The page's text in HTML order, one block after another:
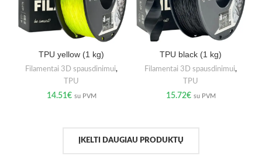
TPU yellow (1 kg)
Filamentai 3D spausdinimui,
TPU
14.51€ su PVM
TPU black (1 kg)
Filamentai 3D spausdinimui,
TPU
15.72€ su PVM
ĮKELTI DAUGIAU PRODUKTŲ